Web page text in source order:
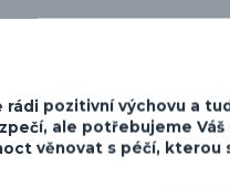
Od minimalistických a
rádi pozitivní výchovu a
ale potřebujeme Váš
věnovat s péčí, kterou